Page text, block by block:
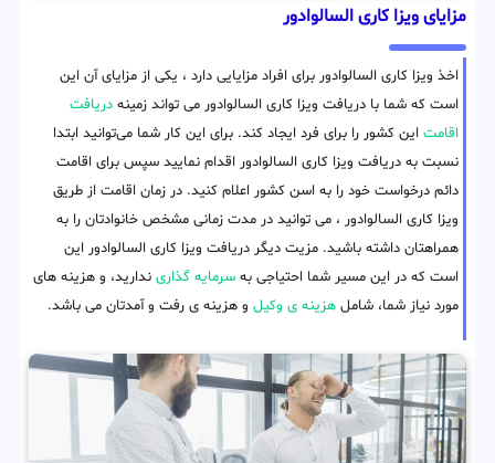
مزایای ویزا کاری السالوادور
اخذ ویزا کاری السالوادور برای افراد مزایایی دارد ، یکی از مزایای آن این
است که شما با دریافت ویزا کاری السالوادور می تواند زمینه دریافت
اقامت این کشور را برای فرد ایجاد کند. برای این کار شما می‌توانید ابتدا
نسبت به دریافت ویزا کاری السالوادور اقدام نمایید سپس برای اقامت
دائم درخواست خود را به اسن کشور اعلام کنید. در زمان اقامت از طریق
ویزا کاری السالوادور ، می توانید در مدت زمانی مشخص خانوادتان را به
همراهتان داشته باشید. مزیت دیگر دریافت ویزا کاری السالوادور این
است که در این مسیر شما احتیاجی به سرمایه گذاری ندارید، و هزینه های
مورد نیاز شما، شامل هزینه ی وکیل و هزینه ی رفت و آمدتان می باشد.